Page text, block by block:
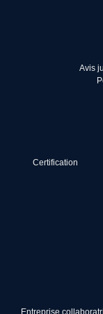
Entreprise
Avis
Certification